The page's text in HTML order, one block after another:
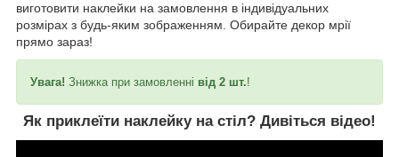
виготовити наклейки на замовлення в індивідуальних
розмірах з будь-яким зображенням. Обирайте декор мрії
прямо зараз!
Увага! Знижка при замовленні від 2 шт.!
Як приклеїти наклейку на стіл? Дивіться відео!